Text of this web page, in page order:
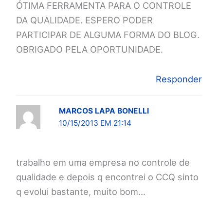
ÓTIMA FERRAMENTA PARA O CONTROLE
DA QUALIDADE. ESPERO PODER
PARTICIPAR DE ALGUMA FORMA DO BLOG.
OBRIGADO PELA OPORTUNIDADE.
Responder
MARCOS LAPA BONELLI
10/15/2013 EM 21:14
trabalho em uma empresa no controle de
qualidade e depois q encontrei o CCQ sinto
q evolui bastante, muito bom…